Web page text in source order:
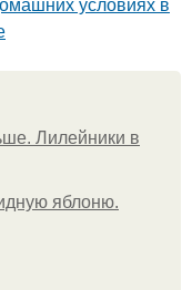
Лилейники в
яблоню.